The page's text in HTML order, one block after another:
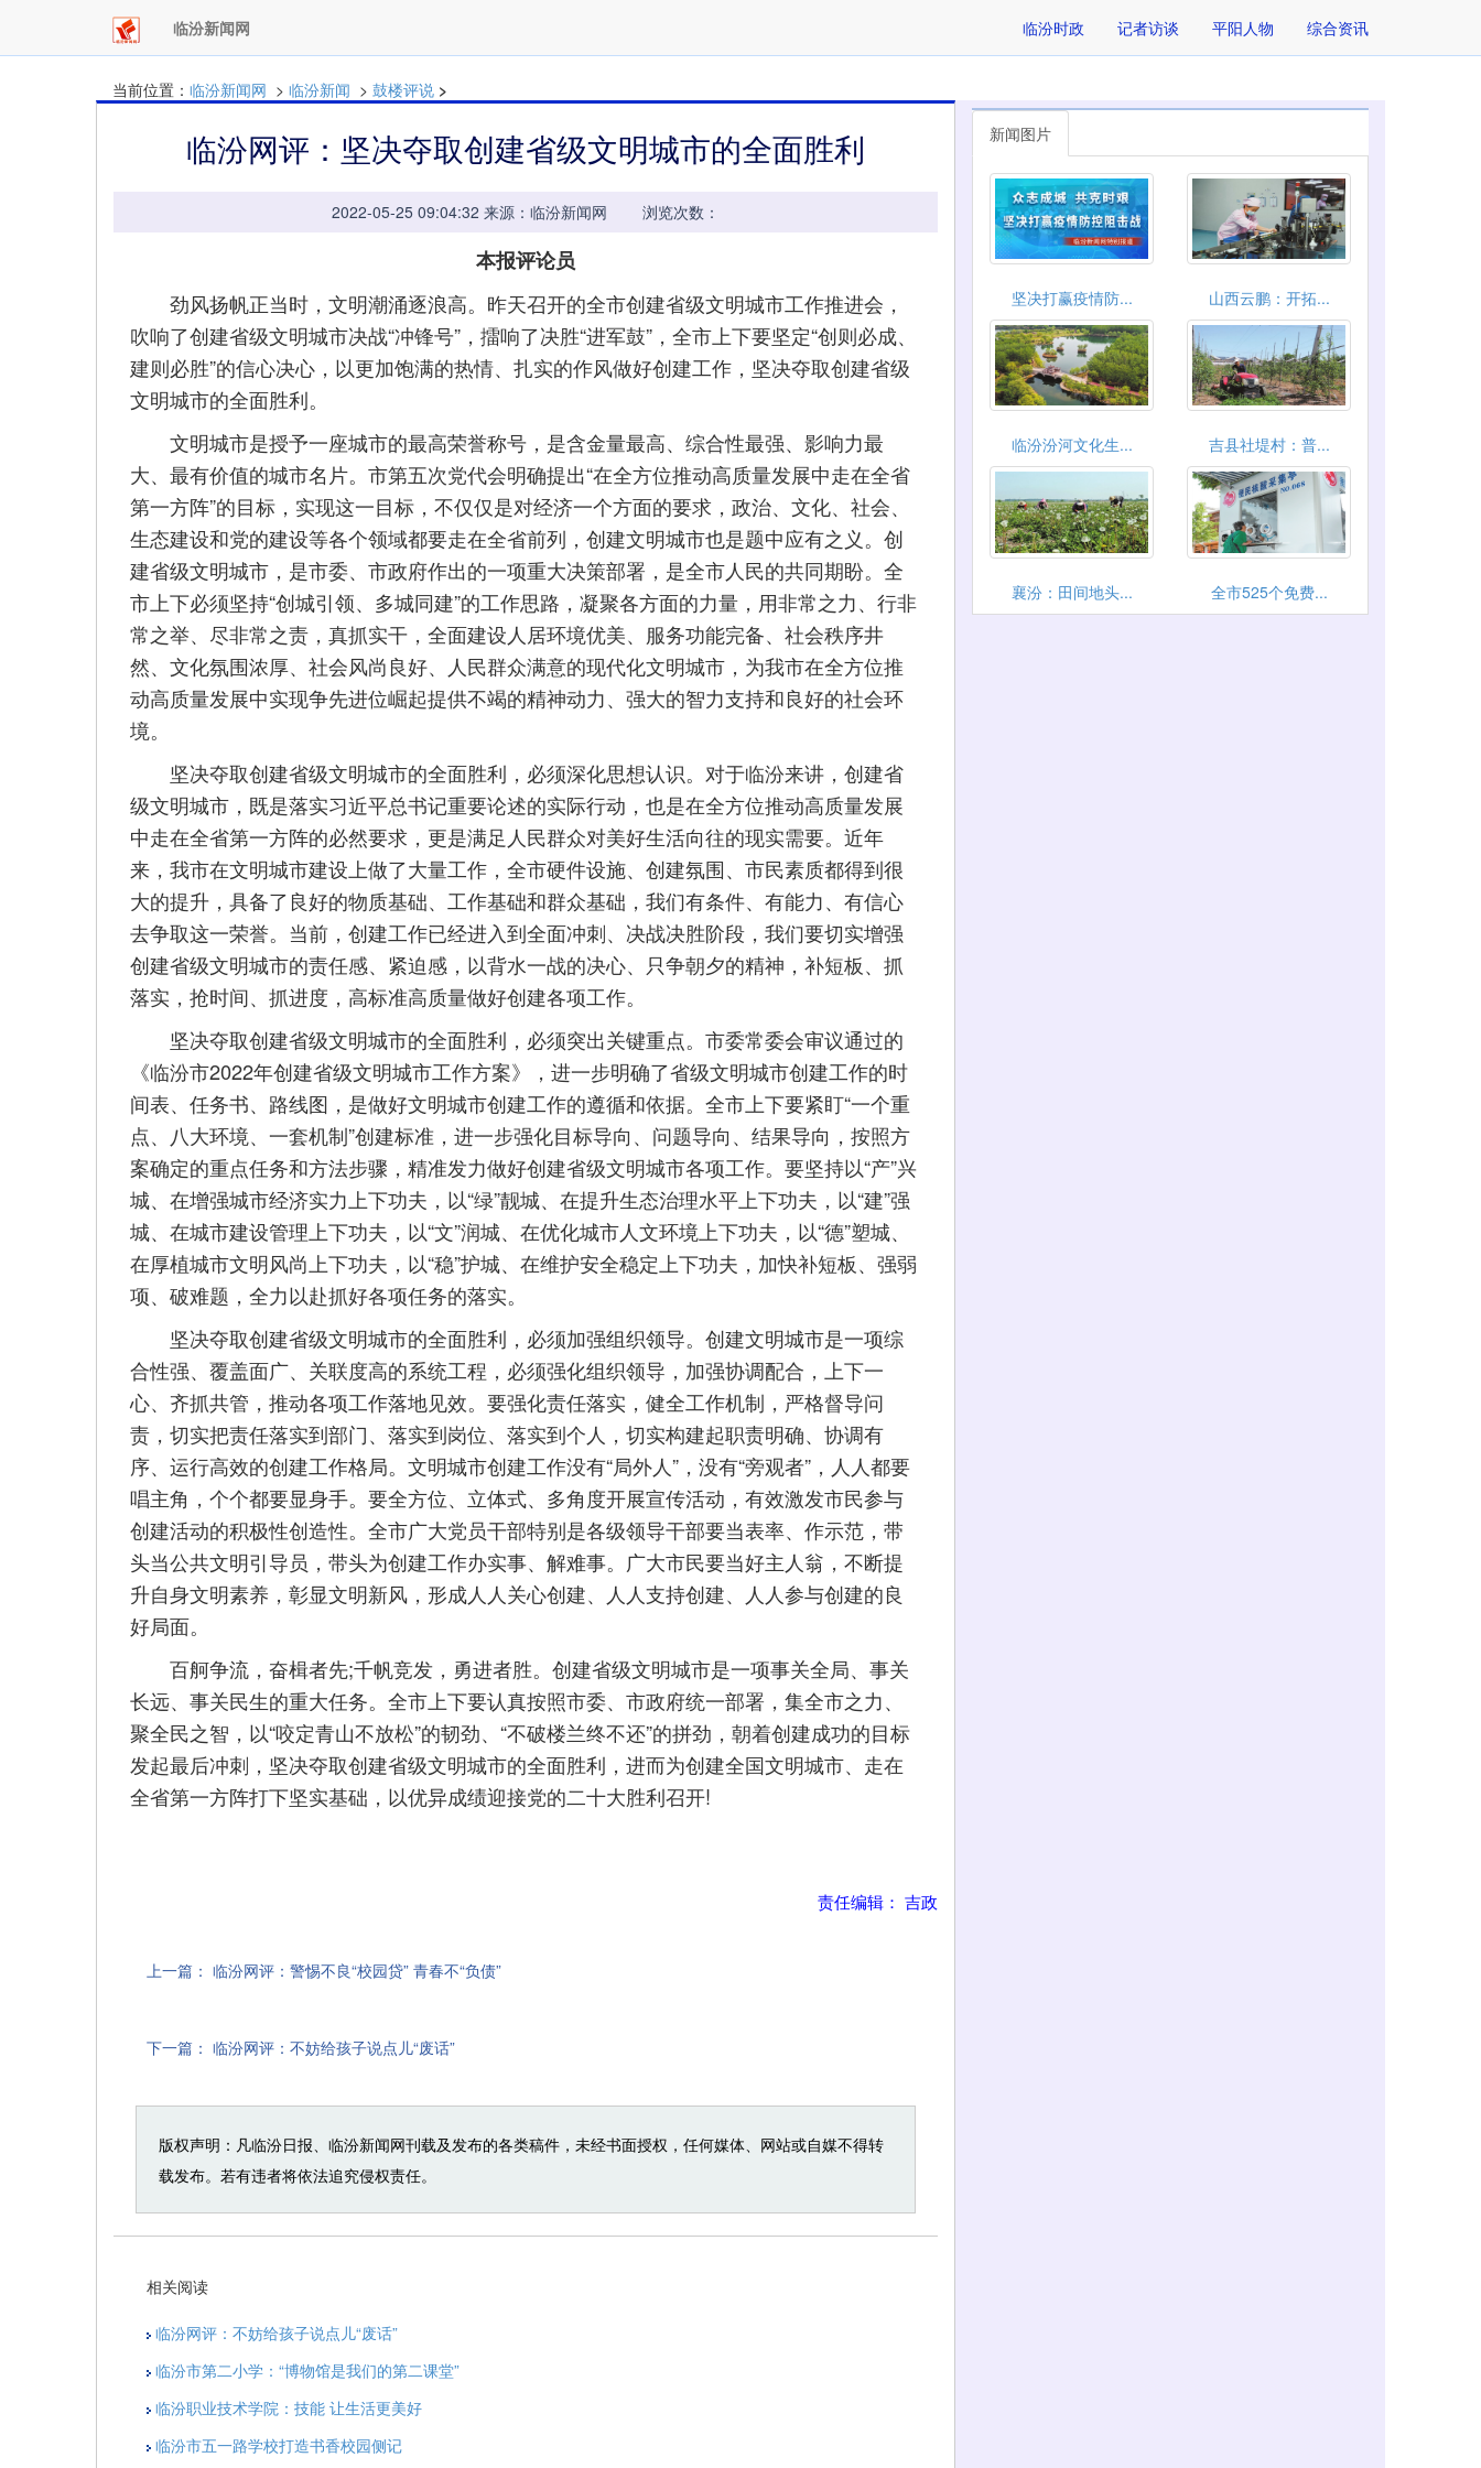
临汾新闻网 临汾时政 记者访谈 平阳人物 综合资讯
当前位置： 临汾新闻网 > 临汾新闻 > 鼓楼评说 >
临汾网评：坚决夺取创建省级文明城市的全面胜利
2022-05-25 09:04:32 来源：临汾新闻网 浏览次数：
本报评论员
劲风扬帆正当时，文明潮涌逐浪高。昨天召开的全市创建省级文明城市工作推进会，
吹响了创建省级文明城市决战“冲锋号”，擂响了决胜“进军鼓”，全市上下要坚定“创则必成、
建则必胜”的信心决心，以更加饱满的热情、扎实的作风做好创建工作，坚决夺取创建省级
文明城市的全面胜利。
文明城市是授予一座城市的最高荣誉称号，是含金量最高、综合性最强、影响力最
大、最有价值的城市名片。市第五次党代会明确提出“在全方位推动高质量发展中走在全省
第一方阵”的目标，实现这一目标，不仅仅是对经济一个方面的要求，政治、文化、社会、
生态建设和党的建设等各个领域都要走在全省前列，创建文明城市也是题中应有之义。创
建省级文明城市，是市委、市政府作出的一项重大决策部署，是全市人民的共同期盼。全
市上下必须坚持“创城引领、多城同建”的工作思路，凝聚各方面的力量，用非常之力、行非
常之举、尽非常之责，真抓实干，全面建设人居环境优美、服务功能完备、社会秩序井
然、文化氛围浓厚、社会风尚良好、人民群众满意的现代化文明城市，为我市在全方位推
动高质量发展中实现争先进位崛起提供不竭的精神动力、强大的智力支持和良好的社会环
境。
坚决夺取创建省级文明城市的全面胜利，必须深化思想认识。对于临汾来讲，创建省
级文明城市，既是落实习近平总书记重要论述的实际行动，也是在全方位推动高质量发展
中走在全省第一方阵的必然要求，更是满足人民群众对美好生活向往的现实需要。近年
来，我市在文明城市建设上做了大量工作，全市硬件设施、创建氛围、市民素质都得到很
大的提升，具备了良好的物质基础、工作基础和群众基础，我们有条件、有能力、有信心
去争取这一荣誉。当前，创建工作已经进入到全面冲刺、决战决胜阶段，我们要切实增强
创建省级文明城市的责任感、紧迫感，以背水一战的决心、只争朝夕的精神，补短板、抓
落实，抢时间、抓进度，高标准高质量做好创建各项工作。
坚决夺取创建省级文明城市的全面胜利，必须突出关键重点。市委常委会审议通过的
《临汾市2022年创建省级文明城市工作方案》，进一步明确了省级文明城市创建工作的时
间表、任务书、路线图，是做好文明城市创建工作的遵循和依据。全市上下要紧盯“一个重
点、八大环境、一套机制”创建标准，进一步强化目标导向、问题导向、结果导向，按照方
案确定的重点任务和方法步骤，精准发力做好创建省级文明城市各项工作。要坚持以“产”兴
城、在增强城市经济实力上下功夫，以“绿”靓城、在提升生态治理水平上下功夫，以“建”强
城、在城市建设管理上下功夫，以“文”润城、在优化城市人文环境上下功夫，以“德”塑城、
在厚植城市文明风尚上下功夫，以“稳”护城、在维护安全稳定上下功夫，加快补短板、强弱
项、破难题，全力以赴抓好各项任务的落实。
坚决夺取创建省级文明城市的全面胜利，必须加强组织领导。创建文明城市是一项综
合性强、覆盖面广、关联度高的系统工程，必须强化组织领导，加强协调配合，上下一
心、齐抓共管，推动各项工作落地见效。要强化责任落实，健全工作机制，严格督导问
责，切实把责任落实到部门、落实到岗位、落实到个人，切实构建起职责明确、协调有
序、运行高效的创建工作格局。文明城市创建工作没有“局外人”，没有“旁观者”，人人都要
唱主角，个个都要显身手。要全方位、立体式、多角度开展宣传活动，有效激发市民参与
创建活动的积极性创造性。全市广大党员干部特别是各级领导干部要当表率、作示范，带
头当公共文明引导员，带头为创建工作办实事、解难事。广大市民要当好主人翁，不断提
升自身文明素养，彰显文明新风，形成人人关心创建、人人支持创建、人人参与创建的良
好局面。
百舸争流，奋楫者先;千帆竞发，勇进者胜。创建省级文明城市是一项事关全局、事关
长远、事关民生的重大任务。全市上下要认真按照市委、市政府统一部署，集全市之力、
聚全民之智，以“咬定青山不放松”的韧劲、“不破楼兰终不还”的拼劲，朝着创建成功的目标
发起最后冲刺，坚决夺取创建省级文明城市的全面胜利，进而为创建全国文明城市、走在
全省第一方阵打下坚实基础，以优异成绩迎接党的二十大胜利召开!
责任编辑： 吉政
上一篇： 临汾网评：警惕不良“校园贷” 青春不“负债”
下一篇： 临汾网评：不妨给孩子说点儿“废话”
版权声明：凡临汾日报、临汾新闻网刊载及发布的各类稿件，未经书面授权，任何媒体、网站或自媒不得转
载发布。若有违者将依法追究侵权责任。
相关阅读
临汾网评：不妨给孩子说点儿“废话”
临汾市第二小学：“博物馆是我们的第二课堂”
临汾职业技术学院：技能 让生活更美好
临汾市五一路学校打造书香校园侧记
新闻图片
坚决打赢疫情防... 山西云鹏：开拓...
临汾汾河文化生... 吉县社堤村：普...
襄汾：田间地头... 全市525个免费...